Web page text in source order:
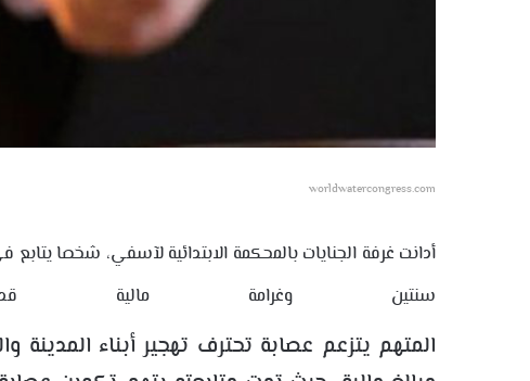
worldwatercongress.com
أدانت غرفة الجنايات بالمحكمة الابتدائية لآسفي، شخصا
سنتين وغرامة مالية قدرها 50
المتهم يتزعم عصابة تحترف تهجير أبناء المدينة